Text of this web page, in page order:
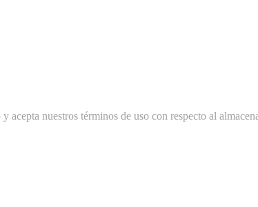
acepta nuestros términos de uso con respecto al